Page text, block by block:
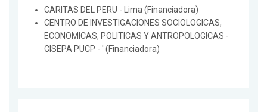
CARITAS DEL PERU - Lima (Financiadora)
CENTRO DE INVESTIGACIONES SOCIOLOGICAS,
ECONOMICAS, POLITICAS Y ANTROPOLOGICAS -
CISEPA PUCP - ' (Financiadora)